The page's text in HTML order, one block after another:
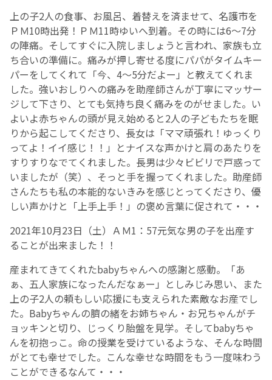
上の子2人の食事、お風呂、着替えを済ませて、名護市を
ＰＭ10時出発！ＰＭ11時ゆいへ到着。その時には6～7分
の陣痛。そしてすぐに入院しましょうと言われ、家族も立
ち合いの準備に。痛みが押し寄せる度にパパがタイムキー
パーをしてくれて「今、4～5分だよー」と教えてくれま
した。強いおしりへの痛みを助産師さんが丁寧にマッサー
ジして下さり、とても気持ち良く痛みをのがせました。い
よいよ赤ちゃんの頭が見え始めると2人の子どもたちを眠
りから起こしてくださり、長女は「ママ頑張れ！ゆっくり
ってよ！イイ感じ！！」とナイスな声かけと肩のあたりを
すりすりなでてくれました。長男は少々ビビリで戸惑って
いましたが（笑）、そっと手を握ってくれました。助産師
さんたちも私の本能的ないきみを感じとってくださり、優
しい声かけと「上手上手！」の褒め言葉に促されて・・・
2021年10月23日（土）ＡＭ1：57元気な男の子を出産す
ることが出来ました！！
産まれてきてくれたbabyちゃんへの感謝と感動。「あ
ぁ、五人家族になったんだなぁー」としみじみ思い、また
上の子2人の頼もしい応援にも支えられた素敵なお産でし
た。Babyちゃんの臍の緒をお姉ちゃん・お兄ちゃんがチ
ョッキンと切り、じっくり胎盤を見学。そしてbabyちゃ
んを初抱っこ。命の授業を受けているような、そんな時間
がとても幸せでした。こんな幸せな時間をもう一度味わう
ことができるなんて・・・